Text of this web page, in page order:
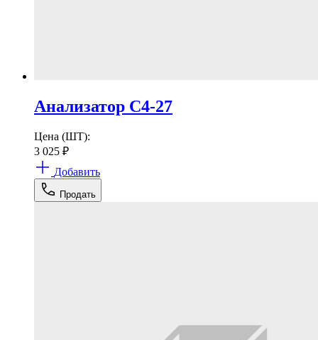
Анализатор С4-27
Цена (ШТ):
3 025 ₽
Добавить
Продать